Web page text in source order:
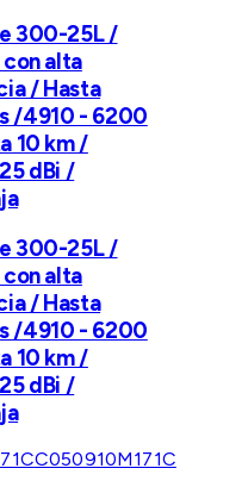
300-25L /
con alta
/ Hasta
/4910 - 6200
10 km /
dBi /
300-25L /
con alta
/ Hasta
/4910 - 6200
10 km /
dBi /
C050910M171C